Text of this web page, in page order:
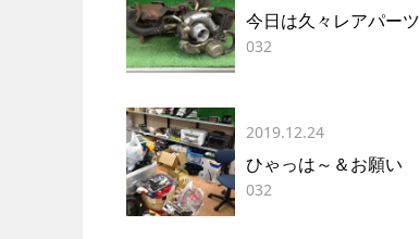
今日は久々レアパーツ
032
2019.12.24
ひゃっは～＆お願い
032